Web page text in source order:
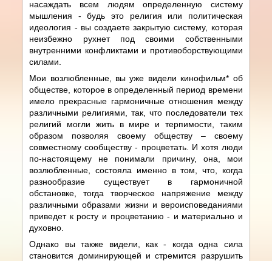
насаждать всем людям определенную систему
мышления - будь это религия или политическая
идеология - вы создаете закрытую систему, которая
неизбежно рухнет под своими собственными
внутренними конфликтами и противоборствующими
силами.
Мои возлюбленные, вы уже видели кинофильм* об
обществе, которое в определенный период времени
имело прекрасные гармоничные отношения между
различными религиями, так, что последователи тех
религий могли жить в мире и терпимости, таким
образом позволяя своему обществу – своему
совместному сообществу - процветать. И хотя люди
по-настоящему не понимали причину, она, мои
возлюбленные, состояла именно в том, что, когда
разнообразие существует в гармоничной
обстановке, тогда творческое напряжение между
различными образами жизни и вероисповеданиями
приведет к росту и процветанию - и материально и
духовно.
Однако вы также видели, как - когда одна сила
становится доминирующей и стремится разрушить